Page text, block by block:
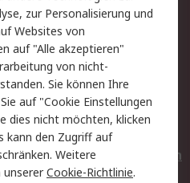
Privatkunden
Datenschutz
Zahlungsbedingungen
Entsorgung
Elektrogeräte/Batterien
zur Personalisierung und
Websites von
auf "Alle akzeptieren"
von nicht-
Sie können Ihre
auf "Cookie Einstellungen
dies nicht möchten, klicken
kann den Zugriff auf
Weitere
unsererCookie-Richtlinie.